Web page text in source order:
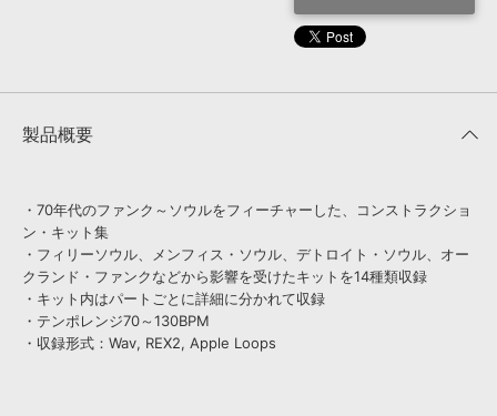
製品概要
・70年代のファンク～ソウルをフィーチャーした、コンストラクショ
ン・キット集
・フィリーソウル、メンフィス・ソウル、デトロイト・ソウル、オー
クランド・ファンクなどから影響を受けたキットを14種類収録
・キット内はパートごとに詳細に分かれて収録
・テンポレンジ70～130BPM
・収録形式：Wav, REX2, Apple Loops